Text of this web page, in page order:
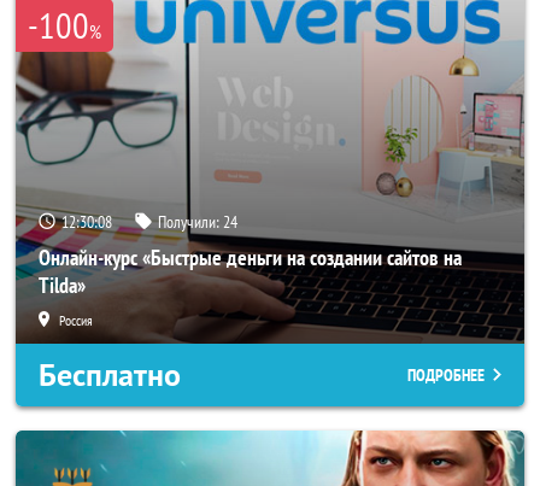
-100%
12:30:05 Получили:24
Онлайн-курс «Быстрые деньги на создании сайтов на
Tilda»
Россия
Бесплатно ПОДРОБНЕЕ